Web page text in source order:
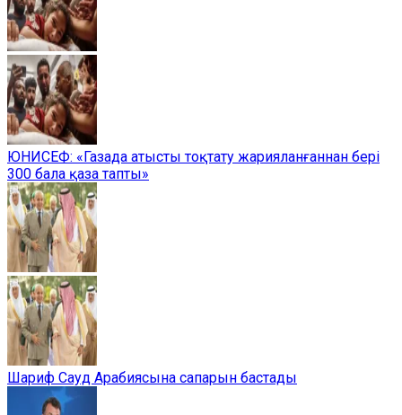
ЮНИСЕФ: «Газада атысты тоқтату жарияланғаннан бері
300 бала қаза тапты»
Шариф Сауд Арабиясына сапарын бастады